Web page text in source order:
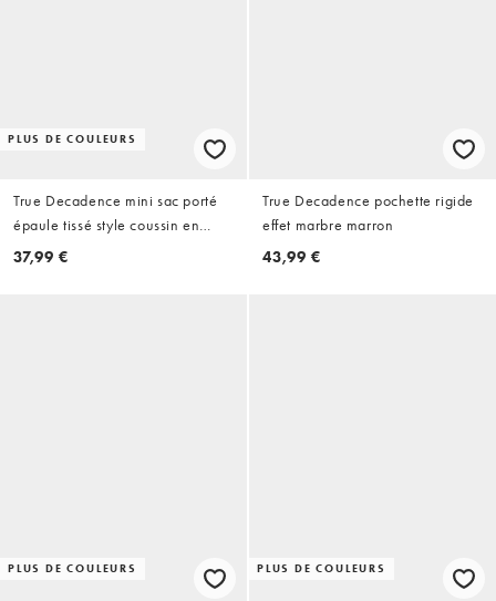
PLUS DE COULEURS
True Decadence mini sac porté
épaule tissé style coussin en
mauve violet
37,99 €
True Decadence pochette rigide
effet marbre marron
43,99 €
PLUS DE COULEURS PLUS DE COULEURS